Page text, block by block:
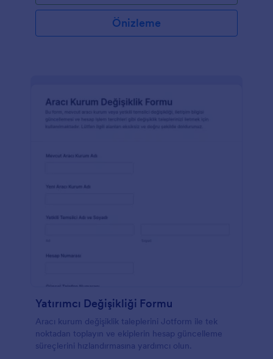
Önizleme
Yatırımcı Değişikliği Formu
Aracı kurum değişiklik taleplerini Jotform ile tek
noktadan toplayın ve ekiplerin hesap güncelleme
süreçlerini hızlandırmasına yardımcı olun.